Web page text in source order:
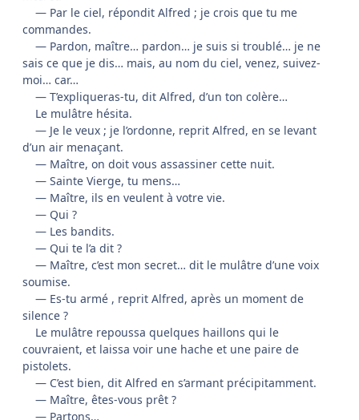
— Par le ciel, répondit Alfred ; je crois que tu me
commandes.
— Pardon, maître… pardon… je suis si troublé… je ne
sais ce que je dis… mais, au nom du ciel, venez, suivez-
moi… car…
— T’expliqueras-tu, dit Alfred, d’un ton colère…
Le mulâtre hésita.
— Je le veux ; je l’ordonne, reprit Alfred, en se levant
d’un air menaçant.
— Maître, on doit vous assassiner cette nuit.
— Sainte Vierge, tu mens…
— Maître, ils en veulent à votre vie.
— Qui ?
— Les bandits.
— Qui te l’a dit ?
— Maître, c’est mon secret… dit le mulâtre d’une voix
soumise.
— Es-tu armé , reprit Alfred, après un moment de
silence ?
Le mulâtre repoussa quelques haillons qui le
couvraient, et laissa voir une hache et une paire de
pistolets.
— C’est bien, dit Alfred en s’armant précipitamment.
— Maître, êtes-vous prêt ?
— Partons…